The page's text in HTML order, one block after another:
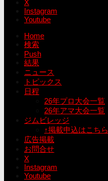
X
Instagram
Youtube
Home
検索
Push
結果
ニュース
トピックス
日程
26年プロ大会一覧
26年アマ大会一覧
ジムビレッジ
↑掲載申込はこちら
広告掲載
お問合せ
X
Instagram
Youtube